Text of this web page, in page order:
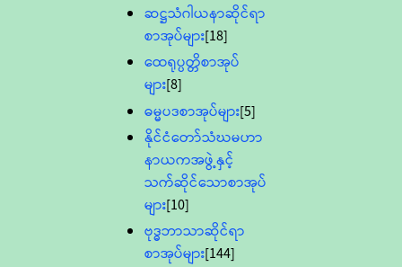
ဆဋ္ဌသံဂါယနာဆိုင်ရာ
စာအုပ်များ[18]
ထေရုပ္ပတ္တိစာအုပ်
များ[8]
ဓမ္မပဒစာအုပ်များ[5]
နိုင်ငံတော်သံဃမဟာ
နာယကအဖွဲ့နှင့်
သက်ဆိုင်သောစာအုပ်
များ[10]
ဗုဒ္ဓဘာသာဆိုင်ရာ
စာအုပ်များ[144]